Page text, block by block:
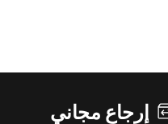
إرجاع مجاني